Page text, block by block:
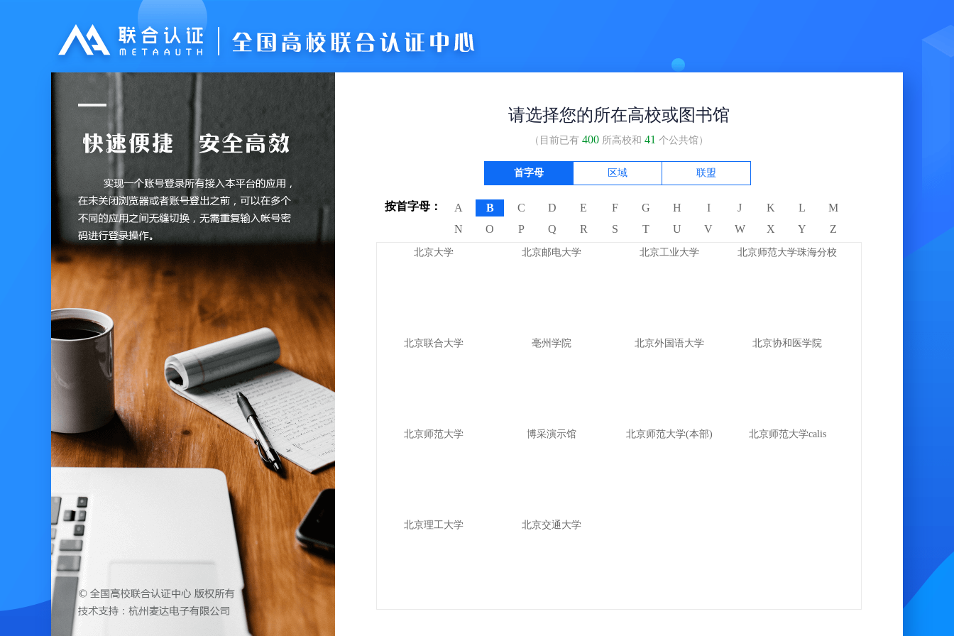
请选择您的所在高校或图书馆
（目前已有 400 所高校和 41 个公共馆）
首字母 区域 联盟
按首字母： A B C D E F G H I J K L
M
N
O P Q R S T U V W X Y Z
北京大学 北京邮电大学 北京工业大学 北京师范大学珠海分校
北京联合大学 亳州学院 北京外国语大学 北京协和医学院
北京师范大学 博采演示馆 北京师范大学(本部) 北京师范大学calis
北京理工大学 北京交通大学